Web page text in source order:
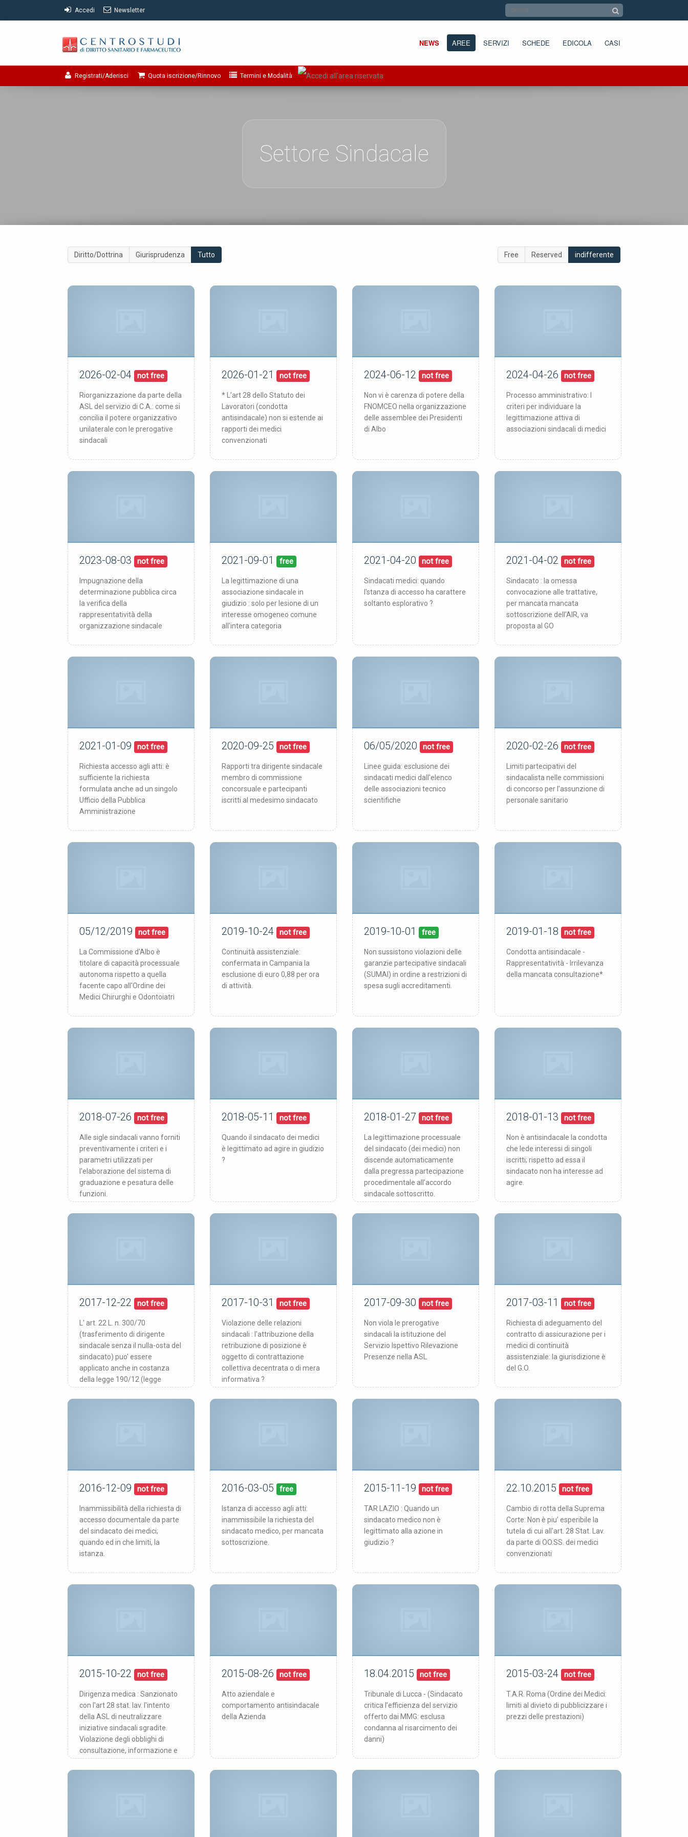
Accedi Newsletter
NEWS AREE SERVIZI SCHEDE EDICOLA CASI
Registrati/Aderisci Quota iscrizione/Rinnovo Termini e Modalità
Settore Sindacale
Diritto/Dottrina Giurisprudenza Tutto Free Reserved indifferente
pubblicata:04/02/26
2026-02-04 not free
Riorganizzazione da parte della
ASL del servizio di C.A.: come si
concilia il potere organizzativo
unilaterale con le prerogative
sindacali
pubblicata:21/01/26
2026-01-21 not free
* L’art 28 dello Statuto dei
Lavoratori (condotta
antisindacale) non si estende ai
rapporti dei medici
convenzionati
pubblicata:12/06/24
2024-06-12 not free
Non vi è carenza di potere della
FNOMCEO nella organizzazione
delle assemblee dei Presidenti
di Albo
pubblicata:26/04/24
2024-04-26 not free
Processo amministrativo: I
criteri per individuare la
legittimazione attiva di
associazioni sindacali di medici
pubblicata:03/08/23
2023-08-03 not free
Impugnazione della
determinazione pubblica circa
la verifica della
rappresentatività della
organizzazione sindacale
pubblicata:01/09/21
2021-09-01 free
La legittimazione di una
associazione sindacale in
giudizio : solo per lesione di un
interesse omogeneo comune
all'intera categoria
pubblicata:20/04/21
2021-04-20 not free
Sindacati medici: quando
l'stanza di accesso ha carattere
soltanto esplorativo ?
pubblicata:02/04/21
2021-04-02 not free
Sindacato : la omessa
convocazione alle trattative,
per mancata mancata
sottoscrizione dell'AIR, va
proposta al GO
pubblicata:09/01/21
2021-01-09 not free
Richiesta accesso agli atti: è
sufficiente la richiesta
formulata anche ad un singolo
Ufficio della Pubblica
Amministrazione
pubblicata:25/09/20
2020-09-25 not free
Rapporti tra dirigente sindacale
membro di commissione
concorsuale e partecipanti
iscritti al medesimo sindacato
pubblicata: 06/05/20
06/05/2020 not free
Linee guida: esclusione dei
sindacati medici dall'elenco
delle associazioni tecnico
scientifiche
pubblicata:26/02/20
2020-02-26 not free
Limiti partecipativi del
sindacalista nelle commissioni
di concorso per l'assunzione di
personale sanitario
pubblicata: 05/12/19
05/12/2019 not free
La Commissione d'Albo è
titolare di capacità processuale
autonoma rispetto a quella
facente capo all'Ordine dei
Medici Chirurghi e Odontoiatri
pubblicata:24/10/19
2019-10-24 not free
Continuità assistenziale:
confermata in Campania la
esclusione di euro 0,88 per ora
di attività.
pubblicata:01/10/19
2019-10-01 free
Non sussistono violazioni delle
garanzie partecipative sindacali
(SUMAI) in ordine a restrizioni di
spesa sugli accreditamenti.
pubblicata:18/01/19
2019-01-18 not free
Condotta antisindacale -
Rappresentatività - Irrilevanza
della mancata consultazione*
pubblicata:26/07/18
2018-07-26 not free
Alle sigle sindacali vanno forniti
preventivamente i criteri e i
parametri utilizzati per
l'elaborazione del sistema di
graduazione e pesatura delle
funzioni.
pubblicata:11/05/18
2018-05-11 not free
Quando il sindacato dei medici
è legittimato ad agire in giudizio
?
pubblicata:27/01/18
2018-01-27 not free
La legittimazione processuale
del sindacato (dei medici) non
discende automaticamente
dalla pregressa partecipazione
procedimentale all’accordo
sindacale sottoscritto.
pubblicata:13/01/18
2018-01-13 not free
Non è antisindacale la condotta
che lede interessi di singoli
iscritti; rispetto ad essa il
sindacato non ha interesse ad
agire.
pubblicata:22/12/17
2017-12-22 not free
L' art. 22 L. n. 300/70
(trasferimento di dirigente
sindacale senza il nulla-osta del
sindacato) puo' essere
applicato anche in costanza
della legge 190/12 (legge
pubblicata:31/10/17
2017-10-31 not free
Violazione delle relazioni
sindacali : l'attribuzione della
retribuzione di posizione è
oggetto di contrattazione
collettiva decentrata o di mera
informativa ?
pubblicata:30/09/17
2017-09-30 not free
Non viola le prerogative
sindacali la istituzione del
Servizio Ispettivo Rilevazione
Presenze nella ASL
pubblicata:11/03/17
2017-03-11 not free
Richiesta di adeguamento del
contratto di assicurazione per i
medici di continuità
assistenziale: la giurisdizione è
del G.O.
pubblicata:09/12/16
2016-12-09 not free
Inammissibilità della richiesta di
accesso documentale da parte
del sindacato dei medici;
quando ed in che limiti, la
istanza.
pubblicata:05/03/16
2016-03-05 free
Istanza di accesso agli atti:
inammissibile la richiesta del
sindacato medico, per mancata
sottoscrizione.
pubblicata:19/11/15
2015-11-19 not free
TAR LAZIO : Quando un
sindacato medico non è
legittimato alla azione in
giudizio ?
pubblicata: 22/10/15
22.10.2015 not free
Cambio di rotta della Suprema
Corte: Non è piu’ esperibile la
tutela di cui all'art. 28 Stat. Lav.
da parte di OO.SS. dei medici
convenzionati
pubblicata:22/10/15
2015-10-22 not free
Dirigenza medica : Sanzionato
con l'art 28 stat. lav. l'intento
della ASL di neutralizzare
iniziative sindacali sgradite.
Violazione degli obblighi di
consultazione, informazione e
pubblicata:26/08/15
2015-08-26 not free
Atto aziendale e
comportamento antisindacale
della Azienda
pubblicata: 18/04/15
18.04.2015 not free
Tribunale di Lucca - (Sindacato
critica l’efficienza del servizio
offerto dai MMG: esclusa
condanna al risarcimento dei
danni)
pubblicata:24/03/15
2015-03-24 not free
T.A.R. Roma (Ordine dei Medici:
limiti al divieto di pubblicizzare i
prezzi delle prestazioni)